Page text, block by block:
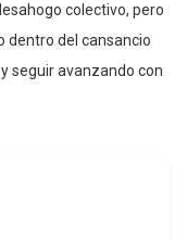
colectivo, pero
dentro del cansancio
seguir avanzando con